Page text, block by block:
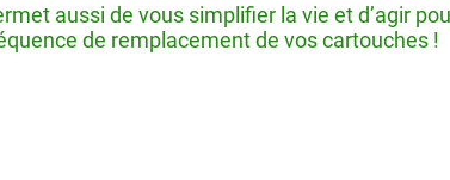
aussi de vous simplifier la vie et d’agir
de remplacement de vos cartouches !